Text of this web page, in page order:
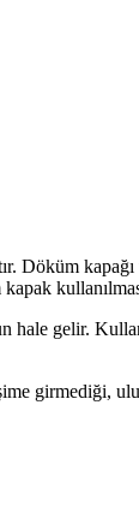
Döküm
hale gelir.
girmediği,